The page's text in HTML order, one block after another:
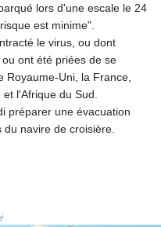
9.311421lors d'une escale le 24
est minime".
le virus, ou dont
ont été priées de se
Royaume-Uni, la France,
l'Afrique du Sud.
préparer une évacuation
navire de croisière.